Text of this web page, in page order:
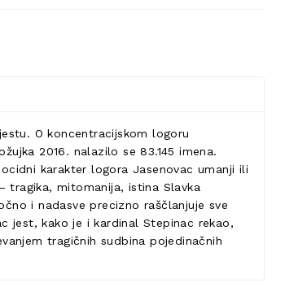
O koncentracijskom logoru
2016. nalazilo se 83.145 imena.
karakter logora Jasenovac umanji ili
tragika, mitomanija, istina Slavka
i nadasve precizno raščlanjuje sve
jest, kako je i kardinal Stepinac rekao,
tragičnih sudbina pojedinačnih